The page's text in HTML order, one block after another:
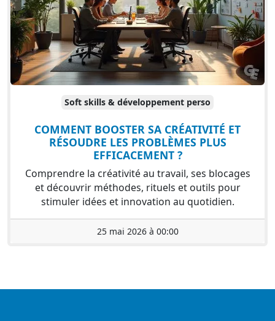
Soft skills & développement perso
COMMENT BOOSTER SA CRÉATIVITÉ ET
RÉSOUDRE LES PROBLÈMES PLUS
EFFICACEMENT ?
Comprendre la créativité au travail, ses blocages
et découvrir méthodes, rituels et outils pour
stimuler idées et innovation au quotidien.
25 mai 2026 à 00:00